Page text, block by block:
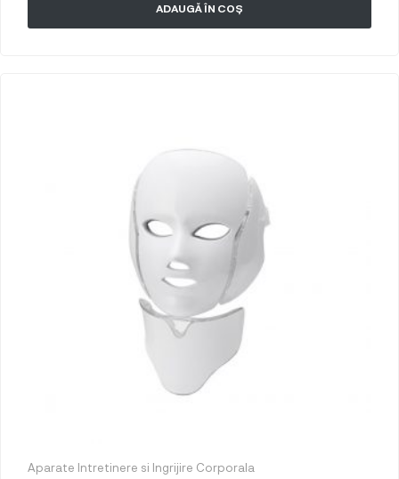
ADAUGĂ ÎN COȘ
Aparate Intretinere si Ingrijire Corporala